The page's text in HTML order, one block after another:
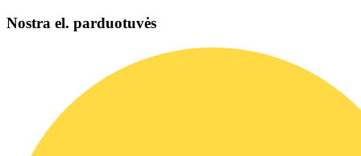
Nostra el. parduotuvės